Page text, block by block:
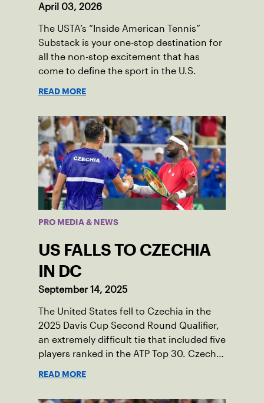
April 03, 2026
The USTA’s “Inside American Tennis”
Substack is your one-stop destination for
all the non-stop excitement that has
come to define the sport in the U.S.
READ MORE
PRO MEDIA & NEWS
US FALLS TO CZECHIA
IN DC
September 14, 2025
The United States fell to Czechia in the
2025 Davis Cup Second Round Qualifier,
an extremely difficult tie that included five
players ranked in the ATP Top 30. Czechia
READ MORE